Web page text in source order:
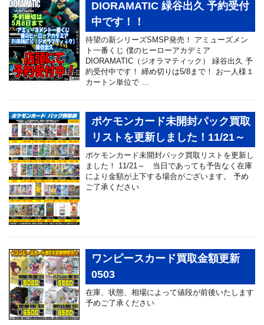
DIORAMATIC 緑谷出久 予約受付
中です！！
待望の新シリーズSMSP発売！ アミューズメン
ト一番くじ 僕のヒーローアカデミア
DIORAMATIC（ジオラマティック） 緑谷出久 予
約受付中です！ 締め切りは5/8まで！ お一人様１
カートン単位で …
ポケモンカード未開封パック買取
リストを更新しました！11/21～
ポケモンカード未開封パック買取リストを更新し
ました！ 11/21～ 当日であっても予告なく在庫
により金額が上下する場合がございます。 予め
ご了承ください
ワンピースカード買取金額更新
0503
在庫、状態、相場によって値段が前後いたします
予めご了承ください